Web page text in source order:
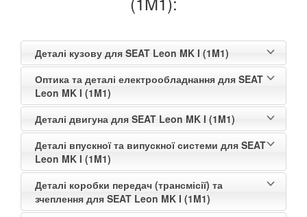
Деталі кузову для SEAT Leon MK I (1M1)
Оптика та деталі електрообладнання для SEAT
Leon MK I (1M1)
Деталі двигуна для SEAT Leon MK I (1M1)
Деталі впускної та випускної системи для SEAT
Leon MK I (1M1)
Деталі коробки передач (трансмісії) та
зчеплення для SEAT Leon MK I (1M1)